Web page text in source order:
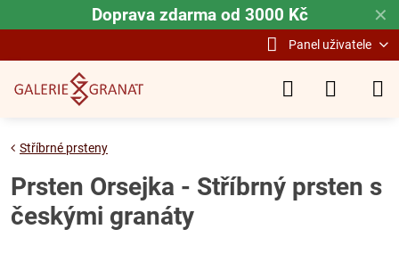
✕
Doprava zdarma od 3000 Kč
Panel uživatele
Stříbrné prsteny
Prsten Orsejka - Stříbrný prsten s
českými granáty